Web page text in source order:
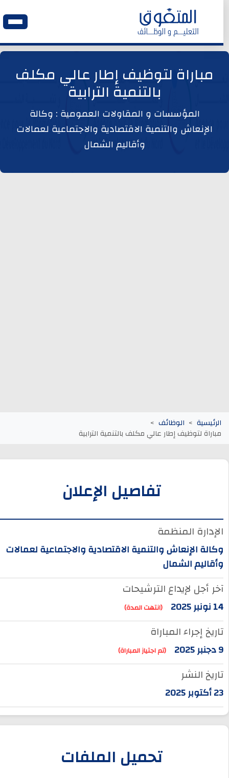
ابحث عن وظيفة
مباراة لتوظيف إطار عالي مكلف
بالتنمية الترابية
المؤسسات و المقاولات العمومية : وكالة
الإنعاش والتنمية الاقتصادية والاجتماعية لعمالات
وأقاليم الشمال
الرئيسية الوظائف
مباراة لتوظيف إطار عالي مكلف بالتنمية الترابية
تفاصيل الإعلان
الإدارة المنظمة
وكالة الإنعاش والتنمية الاقتصادية والاجتماعية لعمالات
وأقاليم الشمال
آخر أجل لإيداع الترشيحات
14 نونبر 2025 (انتهت المدة)
تاريخ إجراء المباراة
(تم اجتياز المباراة)
تاريخ النشر
23 أكتوبر 2025
تحميل الملفات